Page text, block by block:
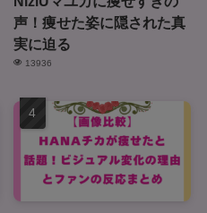
声！痩せた姿に隠された真
実に迫る
13936